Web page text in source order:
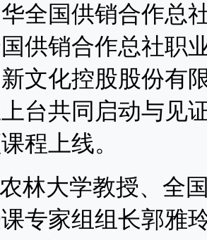
全国供销合作总
供销合作总社职
文化控股股份有
台共同启动与见
程上线。
林大学教授、全
专家组组长郭雅